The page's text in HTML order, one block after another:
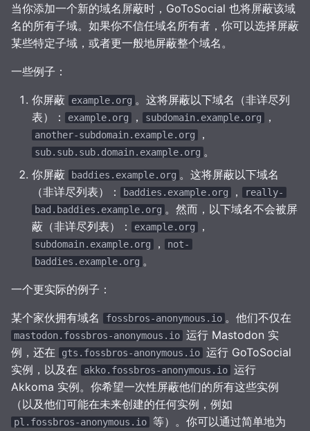
当你添加一个新的域名屏蔽时，GoToSocial 也将屏蔽该域
名的所有子域。如果你不信任域名所有者，你可以选择屏蔽
某些特定子域，或者更一般地屏蔽整个域名。
一些例子：
你屏蔽 example.org 。这将屏蔽以下域名（非详尽列
表）：
example.org ， subdomain.example.org ，
another-subdomain.example.org ，
sub.sub.sub.domain.example.org 。
你屏蔽
baddies.example.org 。这将屏蔽以下域名
（非详尽列表）：
baddies.example.org ，
really-
bad.baddies.example.org 。然而，以下域名不会被屏
蔽（非详尽列表）：
example.org ，
subdomain.example.org ，
not-
baddies.example.org 。
一个更实际的例子：
某个家伙拥有域名 fossbros-anonymous.io 。他们不仅在
mastodon.fossbros-anonymous.io 运行 Mastodon 实
例，还在
gts.fossbros-anonymous.io 运行 GoToSocial
实例，以及在
akko.fossbros-anonymous.io 运行
Akkoma 实例。你希望一次性屏蔽他们的所有这些实例
（以及他们可能在未来创建的任何实例，例如
pl.fossbros-anonymous.io 等）。你可以通过简单地为